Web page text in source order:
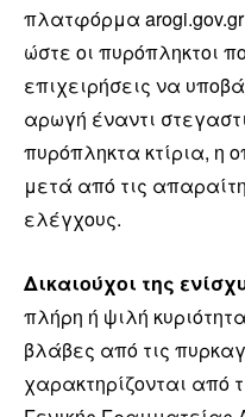
πλατφόρμα
ώστε οι πυρόπληκτοι
επιχειρήσεις να
αρωγή έναντι
πυρόπληκτα κτίρια, η
μετά από τις
ελέγχους.
Δικαιούχοι της
πλήρη ή ψιλή
βλάβες από τις
χαρακτηρίζονται από